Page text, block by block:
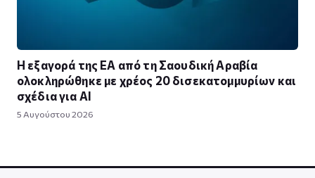
Η εξαγορά της EA από τη Σαουδική Αραβία
ολοκληρώθηκε με χρέος 20 δισεκατομμυρίων και
σχέδια για AI
5 Αυγούστου 2026